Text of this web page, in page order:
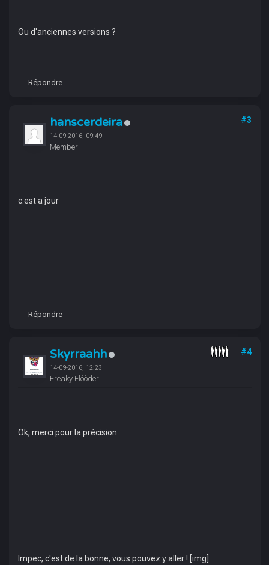
Ou d'anciennes versions ?
Répondre
hanscerdeira
14-09-2016, 09:49
Member
#3
c.est a jour
Répondre
Skyrraahh
14-09-2016, 12:23
Freaky Flôôder
#4
Ok, merci pour la précision.
Impec, c'est de la bonne, vous pouvez y aller ! [img]